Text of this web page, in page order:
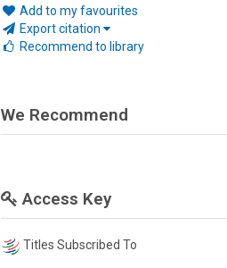
Add to my favourites
Export citation
Recommend to library
We Recommend
Access Key
Titles Subscribed To